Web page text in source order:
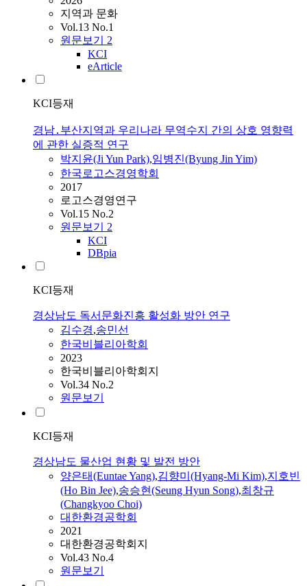
지역과 문화
Vol.13 No.1
원문보기 2
KCI
eArticle
KCI등재
경남․부산지역과 우리나라 무역수지 간의 상호 영향력
에 관한 실증적 연구
박지윤(Ji Yun Park),임병진(Byung Jin Yim)
한국로고스경영학회
2017
로고스경영연구
Vol.15 No.2
원문보기 2
KCI
DBpia
KCI등재
경상남도 독서문화진흥 활성화 방안 연구
김수경,송민선
한국비블리아학회
2023
한국비블리아학회지
Vol.34 No.2
원문보기
KCI등재
경상남도 물산업 현황 및 발전 방안
양은태(Euntae Yang),김향미(Hyang-Mi Kim),지호빈
(Ho Bin Jee),송승현(Seung Hyun Song),최창규
(Changkyoo Choi)
대한환경공학회
2021
대한환경공학회지
Vol.43 No.4
원문보기